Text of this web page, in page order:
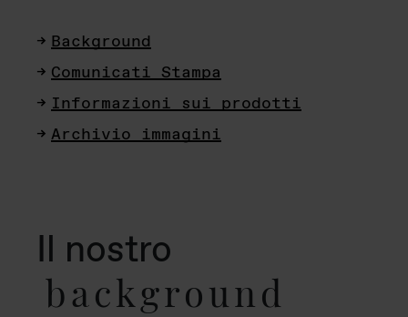
Background
Comunicati Stampa
Informazioni sui prodotti
Archivio immagini
Il nostro
background